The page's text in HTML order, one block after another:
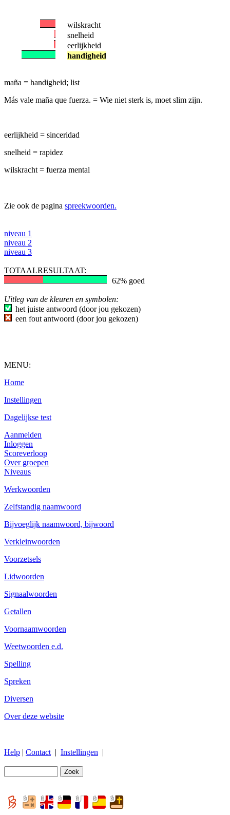
wilskracht
snelheid
eerlijkheid
handigheid
maña = handigheid; list
Más vale maña que fuerza. = Wie niet sterk is, moet slim zijn.
eerlijkheid = sinceridad
snelheid = rapidez
wilskracht = fuerza mental
Zie ook de pagina spreekwoorden.
niveau 1
niveau 2
niveau 3
TOTAALRESULTAAT:
62% goed
Uitleg van de kleuren en symbolen:
het juiste antwoord (door jou gekozen)
een fout antwoord (door jou gekozen)
MENU:
Home
Instellingen
Dagelijkse test
Aanmelden
Inloggen
Scoreverloop
Over groepen
Niveaus
Werkwoorden
Zelfstandig naamwoord
Bijvoeglijk naamwoord, bijwoord
Verkleinwoorden
Voorzetsels
Lidwoorden
Signaalwoorden
Getallen
Voornaamwoorden
Weetwoorden e.d.
Spelling
Spreken
Diversen
Over deze website
Help | Contact | Instellingen |